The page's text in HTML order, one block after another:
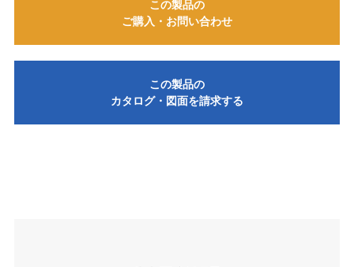
この製品の
ご購入・お問い合わせ
この製品の
カタログ・図面を請求する